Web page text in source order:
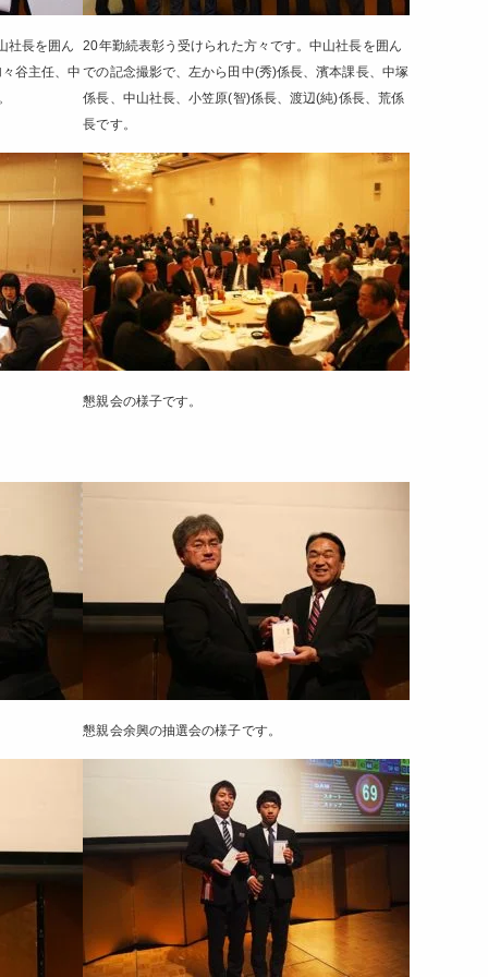
社長を囲ん
谷主任、中
20年勤続表彰う受けられた方々です。中山社長を囲ん
での記念撮影で、左から田中(秀)係長、濱本課長、中塚
係長、中山社長、小笠原(智)係長、渡辺(純)係長、荒係
長です。
懇親会の様子です。
懇親会余興の抽選会の様子です。